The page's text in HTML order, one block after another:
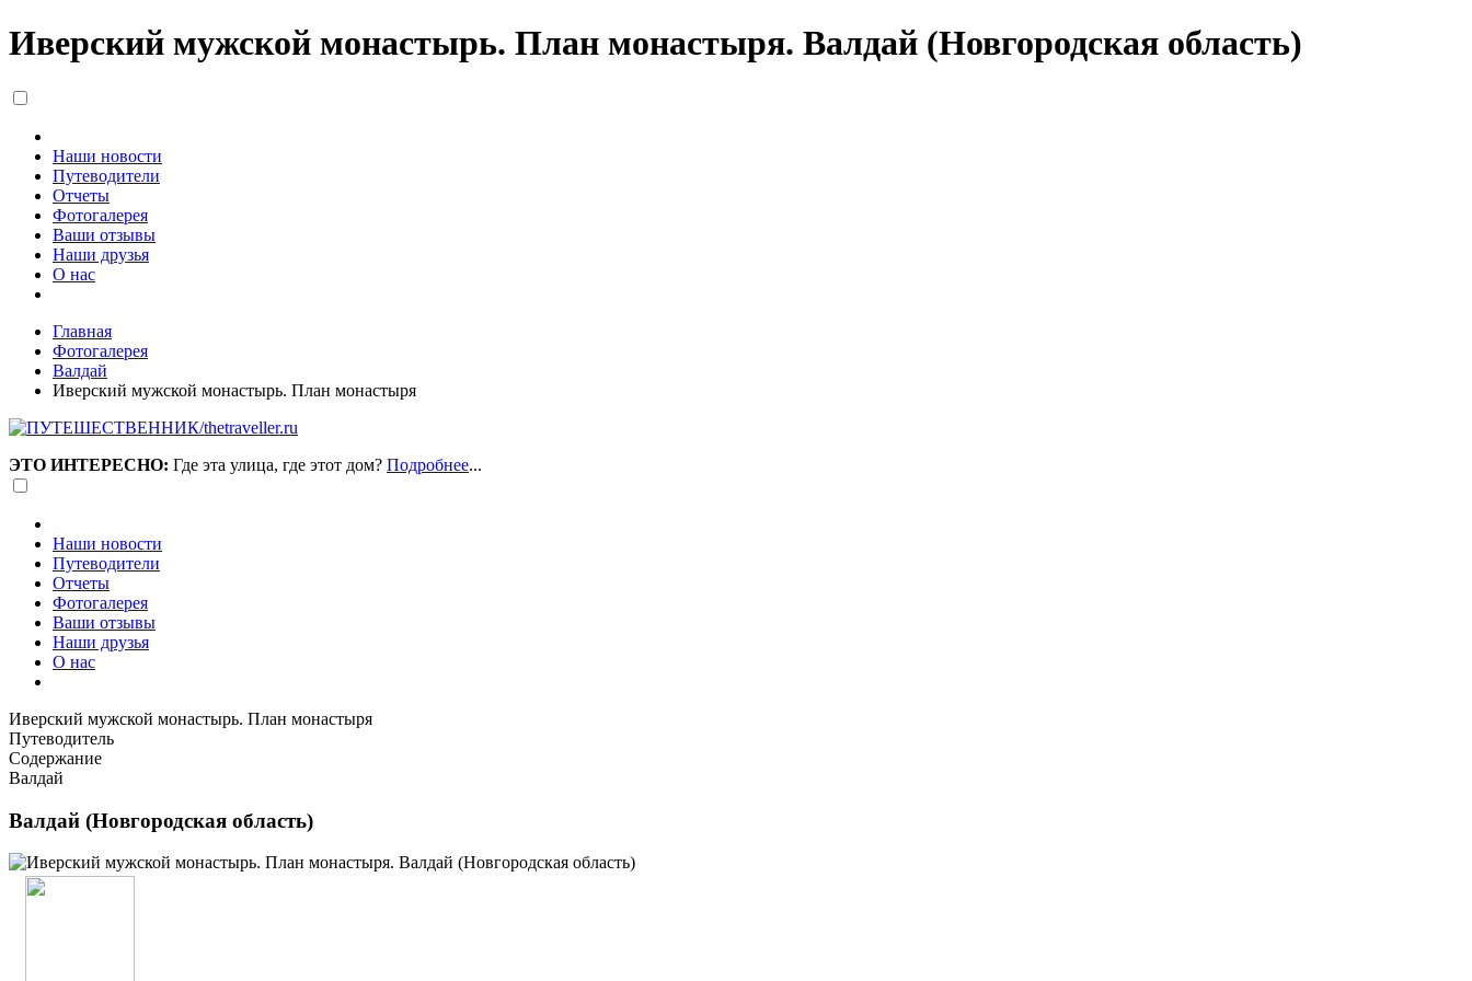
Иверский мужской монастырь. План монастыря. Валдай (Новгородская область)
Наши новости
Путеводители
Отчеты
Фотогалерея
Ваши отзывы
Наши друзья
О нас
Главная
Фотогалерея
Валдай
Иверский мужской монастырь. План монастыря
ЭТО ИНТЕРЕСНО: Где эта улица, где этот дом? Подробнее...
Наши новости
Путеводители
Отчеты
Фотогалерея
Ваши отзывы
Наши друзья
О нас
Иверский мужской монастырь. План монастыря
Путеводитель
Содержание
Валдай
Валдай (Новгородская область)